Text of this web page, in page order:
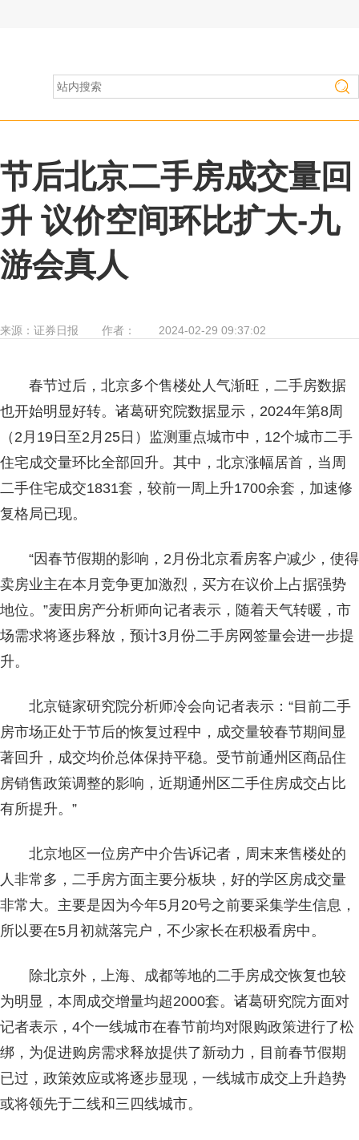
节后北京二手房成交量回
升 议价空间环比扩大-九
游会真人
来源： 证券日报 作者： 2024-02-29 09:37:02
春节过后，北京多个售楼处人气渐旺，二手房数据
也开始明显好转。诸葛研究院数据显示，2024年第8周
（2月19日至2月25日）监测重点城市中，12个城市二手
住宅成交量环比全部回升。其中，北京涨幅居首，当周
二手住宅成交1831套，较前一周上升1700余套，加速修
复格局已现。
“因春节假期的影响，2月份北京看房客户减少，使得
卖房业主在本月竞争更加激烈，买方在议价上占据强势
地位。”麦田房产分析师向记者表示，随着天气转暖，市
场需求将逐步释放，预计3月份二手房网签量会进一步提
升。
北京链家研究院分析师冷会向记者表示：“目前二手
房市场正处于节后的恢复过程中，成交量较春节期间显
著回升，成交均价总体保持平稳。受节前通州区商品住
房销售政策调整的影响，近期通州区二手住房成交占比
有所提升。”
北京地区一位房产中介告诉记者，周末来售楼处的
人非常多，二手房方面主要分板块，好的学区房成交量
非常大。主要是因为今年5月20号之前要采集学生信息，
所以要在5月初就落完户，不少家长在积极看房中。
除北京外，上海、成都等地的二手房成交恢复也较
为明显，本周成交增量均超2000套。诸葛研究院方面对
记者表示，4个一线城市在春节前均对限购政策进行了松
绑，为促进购房需求释放提供了新动力，目前春节假期
已过，政策效应或将逐步显现，一线城市成交上升趋势
或将领先于二线和三四线城市。